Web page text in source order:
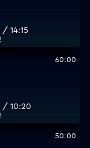
/ 14:15
60:00
/ 10:20
50:00